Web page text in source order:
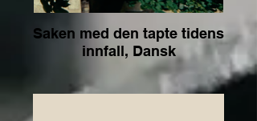
Saken med den tapte tidens
innfall, Dansk